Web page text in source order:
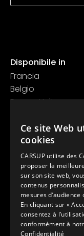
Disponibile in
Francia
Belgio
Regno Unito
Contatti
+33 1 89 47 00 43
Pagina contatti
Scopri
Le nostre
I nostri servizi
Lo Showroom
Ce site Web
cookies
CARSUP utilise des
proposer la
sur son site web,
contenus
mesures
En cliquant sur «
consentez à
conformément à
Confidentialité